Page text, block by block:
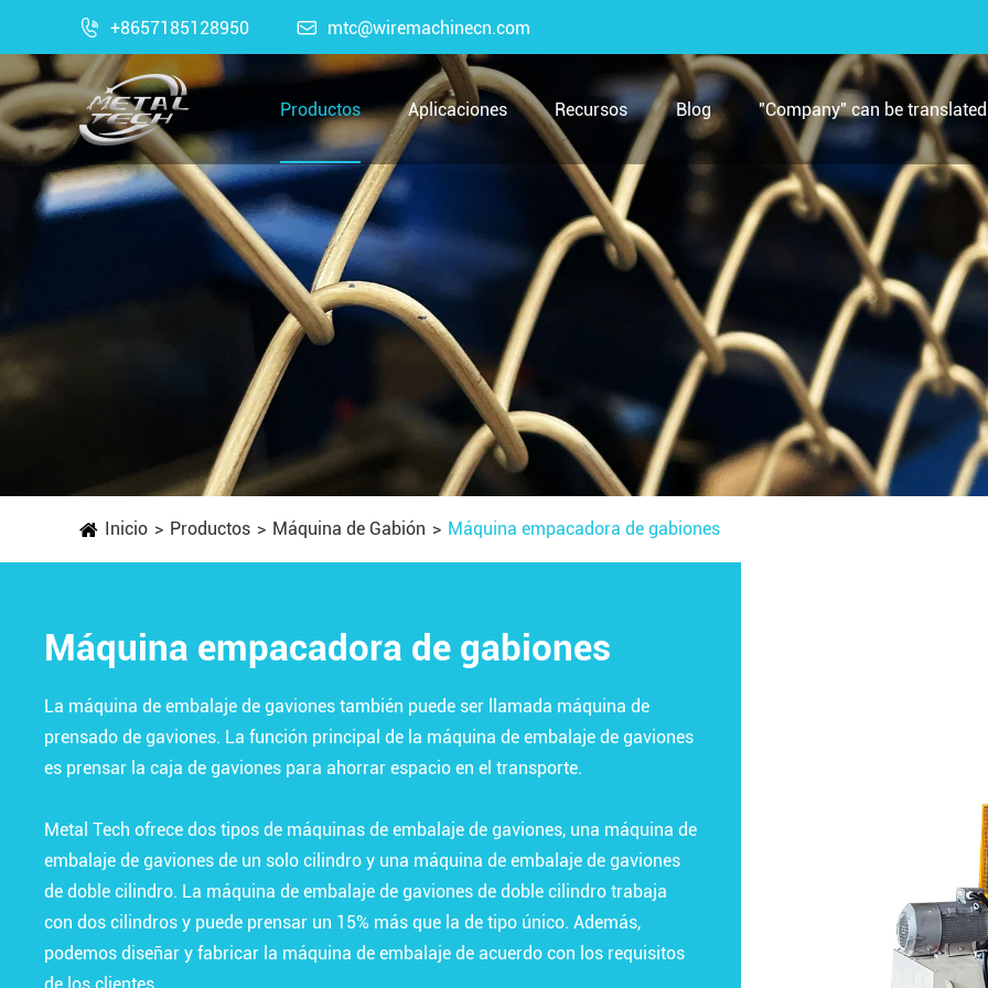
 +8657185128950  mtc@wiremachinecn.com
Productos Aplicaciones Recursos Blog "Company" can be
Inicio Productos Máquina de Gabión Máquina empacadora de gabiones
Máquina empacadora de gabiones
La máquina de embalaje de gaviones también puede ser llamada máquina de
prensado de gaviones. La función principal de la máquina de embalaje de gaviones
es prensar la caja de gaviones para ahorrar espacio en el transporte.
Metal Tech ofrece dos tipos de máquinas de embalaje de gaviones, una máquina de
embalaje de gaviones de un solo cilindro y una máquina de embalaje de gaviones
de doble cilindro. La máquina de embalaje de gaviones de doble cilindro trabaja
con dos cilindros y puede prensar un 15% más que la de tipo único. Además,
podemos diseñar y fabricar la máquina de embalaje de acuerdo con los requisitos